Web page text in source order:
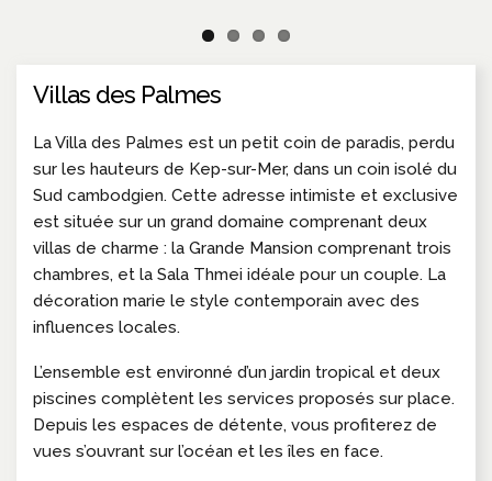
Villas des Palmes
La Villa des Palmes est un petit coin de paradis, perdu
sur les hauteurs de Kep-sur-Mer, dans un coin isolé du
Sud cambodgien. Cette adresse intimiste et exclusive
est située sur un grand domaine comprenant deux
villas de charme : la Grande Mansion comprenant trois
chambres, et la Sala Thmei idéale pour un couple. La
décoration marie le style contemporain avec des
influences locales.
L’ensemble est environné d’un jardin tropical et deux
piscines complètent les services proposés sur place.
Depuis les espaces de détente, vous profiterez de
vues s’ouvrant sur l’océan et les îles en face.